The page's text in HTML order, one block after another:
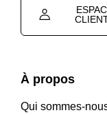
À propos
Qui sommes-